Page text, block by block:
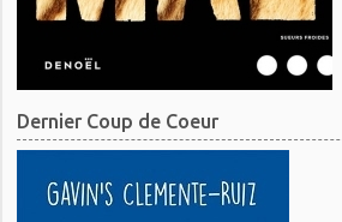
Dernier Coup de Coeur